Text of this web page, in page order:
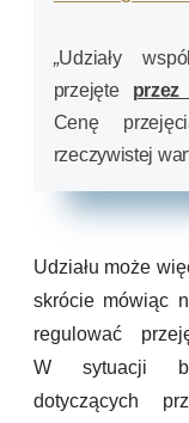
„Udziały
przejęte
Cenę
rzeczywistej
Udziału może
skrócie mówiąc
regulować
W sytuacji
dotyczących